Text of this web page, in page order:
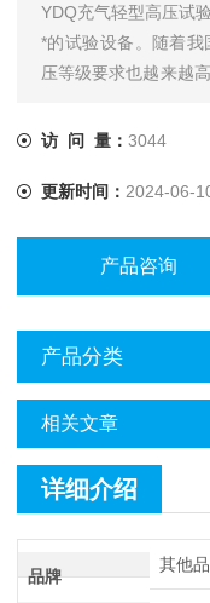
YDQ充气轻型高压试
*的试验设备。随着
压等级要求也越来越
求。
访 问 量： 3044
更新时间： 2024-06-
产品咨询
产品分类
相关文章
详细介绍
品牌
其他